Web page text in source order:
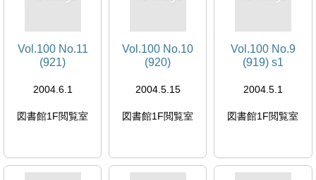
Vol.100 No.11
(921)
2004.6.1
図書館1F閲覧室
Vol.100 No.10
(920)
2004.5.15
図書館1F閲覧室
Vol.100 No.9
(919) s1
2004.5.1
図書館1F閲覧室